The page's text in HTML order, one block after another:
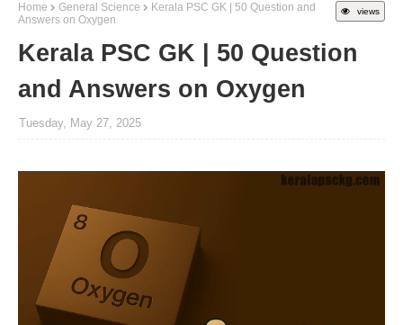
views
Home General Science
Kerala PSC GK | 50 Question and
Answers on Oxygen
Kerala PSC GK | 50 Question
and Answers on Oxygen
Tuesday, May 27, 2025